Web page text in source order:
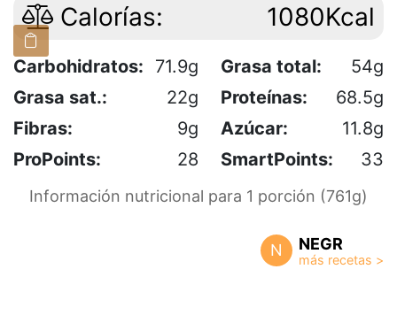
Calorías: 1080Kcal
Carbohidratos: 71.9g Grasa total:
54g
Grasa sat.:
22g Proteínas:
68.5g
Fibras:
9g Azúcar:
11.8g
ProPoints:
28 SmartPoints: 33
Información nutricional para 1 porción (761g)
N NEGR